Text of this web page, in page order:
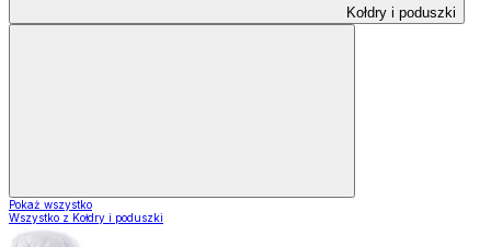
Kołdry i poduszki
Pokaż wszystko
Wszystko z Kołdry i poduszki